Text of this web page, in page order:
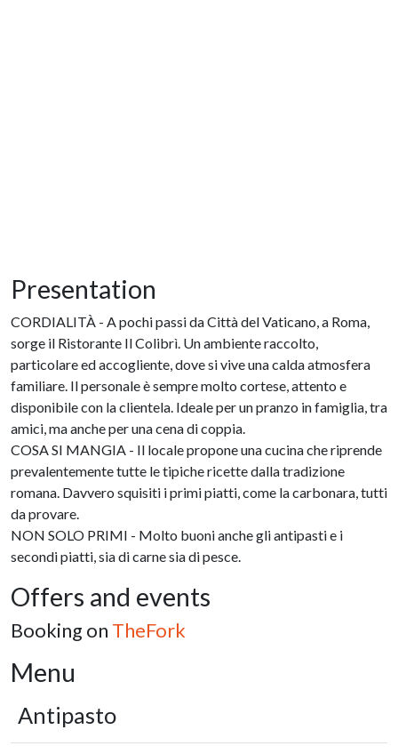
Presentation
CORDIALITÀ - A pochi passi da Città del Vaticano, a Roma,
sorge il Ristorante Il Colibrì. Un ambiente raccolto,
particolare ed accogliente, dove si vive una calda atmosfera
familiare. Il personale è sempre molto cortese, attento e
disponibile con la clientela. Ideale per un pranzo in famiglia, tra
amici, ma anche per una cena di coppia.
COSA SI MANGIA - Il locale propone una cucina che riprende
prevalentemente tutte le tipiche ricette dalla tradizione
romana. Davvero squisiti i primi piatti, come la carbonara, tutti
da provare.
NON SOLO PRIMI - Molto buoni anche gli antipasti e i
secondi piatti, sia di carne sia di pesce.
Offers and events
Booking on TheFork
Menu
Antipasto